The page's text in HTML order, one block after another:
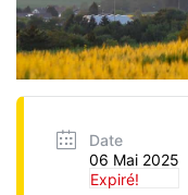
Date
06 Mai 2025
Expiré!